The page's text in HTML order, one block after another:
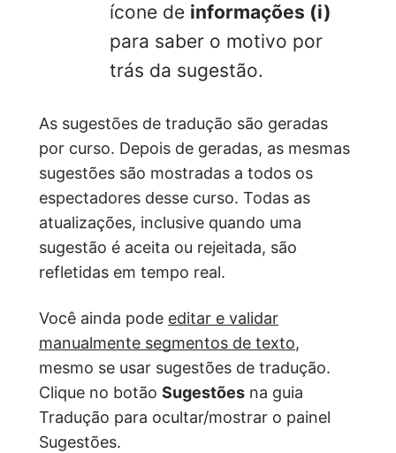
ícone de informações (i)
para saber o motivo por
trás da sugestão.
As sugestões de tradução são geradas
por curso. Depois de geradas, as mesmas
sugestões são mostradas a todos os
espectadores desse curso. Todas as
atualizações, inclusive quando uma
sugestão é aceita ou rejeitada, são
refletidas em tempo real.
Você ainda pode editar e validar
manualmente segmentos de texto,
mesmo se usar sugestões de tradução.
Clique no botão Sugestões na guia
Tradução para ocultar/mostrar o painel
Sugestões.